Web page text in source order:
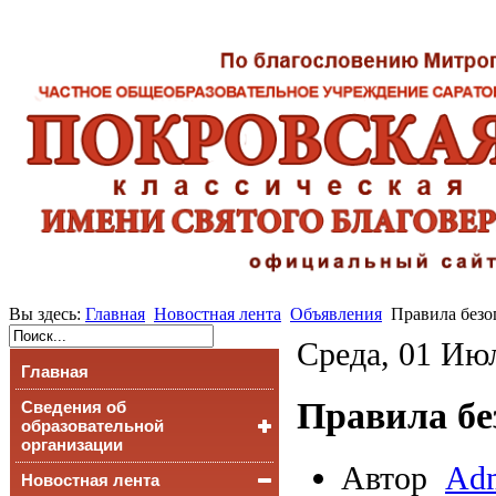
Вы здесь: Главная Новостная лента Объявления Правила
Главная
Сведения об
образовательной
организации
Основные сведения
Новостная лента
Среда, 01
Правила
Автор